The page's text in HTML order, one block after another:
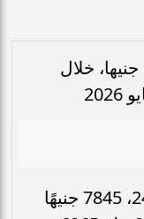
تراجع سعر جرام الذهب بنحو 15 جنيها، خلال
فقد بلغ سعر جرام الذهب عيار 24، 7845 جنيهًا